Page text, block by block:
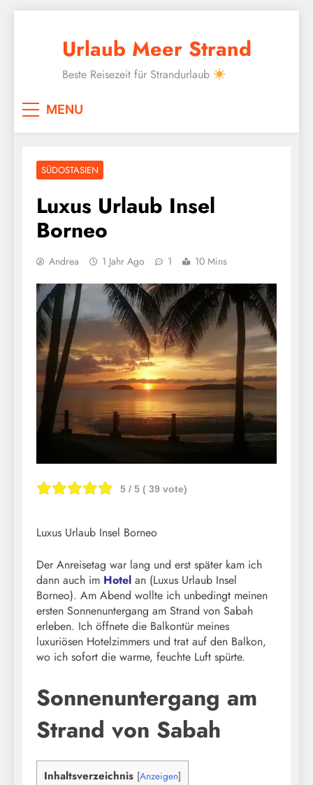
Urlaub Meer Strand
Beste Reisezeit für Strandurlaub
MENU
SÜDOSTASIEN
Luxus Urlaub Insel
Borneo
Andrea 1 Jahr Ago 1 10 Mins
5 / 5 ( 39 vote)
Luxus Urlaub Insel Borneo
Der Anreisetag war lang und erst später kam ich
dann auch im Hotel an (Luxus Urlaub Insel
Borneo). Am Abend wollte ich unbedingt meinen
ersten Sonnenuntergang am Strand von Sabah
erleben. Ich öffnete die Balkontür meines
luxuriösen Hotelzimmers und trat auf den Balkon,
wo ich sofort die warme, feuchte Luft spürte.
Sonnenuntergang am
Strand von Sabah
Inhaltsverzeichnis [Anzeigen]